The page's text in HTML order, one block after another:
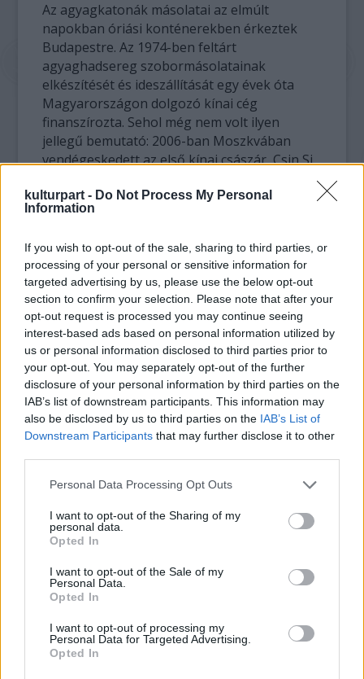
kulturpart - Do Not Process My Personal
Information
If you wish to opt-out of the sale, sharing to third parties, or
processing of your personal or sensitive information for
targeted advertising by us, please use the below opt-out
section to confirm your selection. Please note that after your
opt-out request is processed you may continue seeing
interest-based ads based on personal information utilized by
us or personal information disclosed to third parties prior to
your opt-out. You may separately opt-out of the further
disclosure of your personal information by third parties on the
IAB’s list of downstream participants. This information may
also be disclosed by us to third parties on the IAB’s List of
Downstream Participants that may further disclose it to other
Please note that this website/app uses one or more Google
not limited to your visit or usage behaviour. You may click to
grant or deny consent to Google and its third-party tags to
use your data for below specified purposes in below Google
consent section.
Personal Data Processing Opt Outs
I want to opt-out of the Sharing of my
personal data.
Opted In
I want to opt-out of the Sale of my
Personal Data.
Opted In
I want to opt-out of processing my
Personal Data for Targeted Advertising.
Opted In
Az agyagkatonák másolatai az elmúlt
napokban óriási konténerekben érkeztek
Budapestre. Az 1974-ben feltárt
agyaghadsereg szobormásolatainak
elkészítését és ideszállítását egy évek óta
Magyarországon dolgozó kínai cég
finanszírozta. Sehol még nem volt ilyen
jellegű bemutató: 2006-ban Moszkvában
vendégeskedett az első kínai császár, Csin Si
pedig a Magyar Nemzeti Múzeumban 33
tárgy, egyebek között 9 harcos, 2 ló és egy
Az előreláthatólag három hónapig
látogatható budapesti kiállítás szervezője a
Chin-Han Kori Történelem és Kultúra Magyar
Kutató társasága, a finanszírozó a Qin Long
Kft. A kiállítás költsége 680 ezer eurót, több
mint 160 millió forintot tett ki, az Asia Center
a helyszínnel járult hozzá az eseményhez.
Az első császár i. e. 259-ben született és alig
13 éves korában örökölte meg a hatalmat. 38
évesen már magáénak tudhatta az egész
korabeli Kínát, legfőbb óhaja az volt, hogy
maradandó nyomot hagyjon a
történelemben. A hatalmas agyaghadsereg
létrehozásán - amely mintegy 10 évig tartott -
három-hétszázezer ember dolgozott egy
időben. Kína lakossága akkor húszmillió fő
volt - állítják a sinológusok.
A sír mélye ma is feltáratlan, a legendák
szerint az állítólagos rejtett kőkamrákat
drágakövekből kirakott csillagos égbolt,